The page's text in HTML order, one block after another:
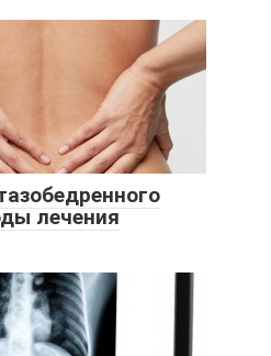
лечения